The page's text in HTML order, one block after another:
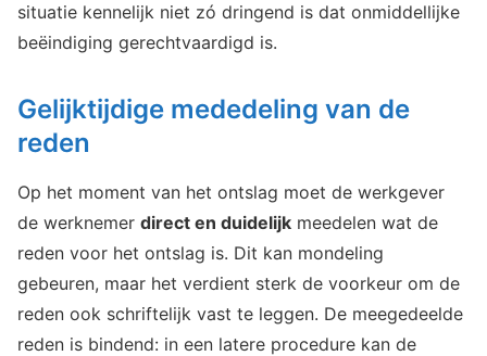
situatie kennelijk niet zó dringend is dat onmiddellijke
beëindiging gerechtvaardigd is.
Gelijktijdige mededeling van de
reden
Op het moment van het ontslag moet de werkgever
de werknemer direct en duidelijk meedelen wat de
reden voor het ontslag is. Dit kan mondeling
gebeuren, maar het verdient sterk de voorkeur om de
reden ook schriftelijk vast te leggen. De meegedeelde
reden is bindend: in een latere procedure kan de